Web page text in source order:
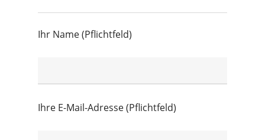
Ihr Name (Pflichtfeld)
Ihre E-Mail-Adresse (Pflichtfeld)